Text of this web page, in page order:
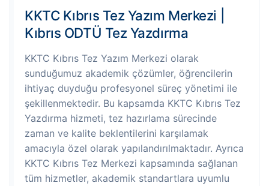
KKTC Kıbrıs Tez Yazım Merkezi |
Kıbrıs ODTÜ Tez Yazdırma
KKTC Kıbrıs Tez Yazım Merkezi olarak
sunduğumuz akademik çözümler, öğrencilerin
ihtiyaç duyduğu profesyonel süreç yönetimi ile
şekillenmektedir. Bu kapsamda KKTC Kıbrıs Tez
Yazdırma hizmeti, tez hazırlama sürecinde
zaman ve kalite beklentilerini karşılamak
amacıyla özel olarak yapılandırılmaktadır. Ayrıca
KKTC Kıbrıs Tez Merkezi kapsamında sağlanan
tüm hizmetler, akademik standartlara uyumlu